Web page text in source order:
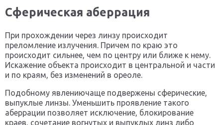
Сферическая аберрация
При прохождении через линзу происходит
преломление излучения. Причем по краю это
происходит сильнее, чем по центру или ближе к нему.
Искажение объекта происходит в центральной и части
и по краям, без изменений в ореоле.
Подобному явлениючаще подвержены сферические,
выпуклые линзы. Уменьшить проявление такого
аберрации позволяет исключение, блокирование
краев, сочетание вогнутых и выпуклых линз либо